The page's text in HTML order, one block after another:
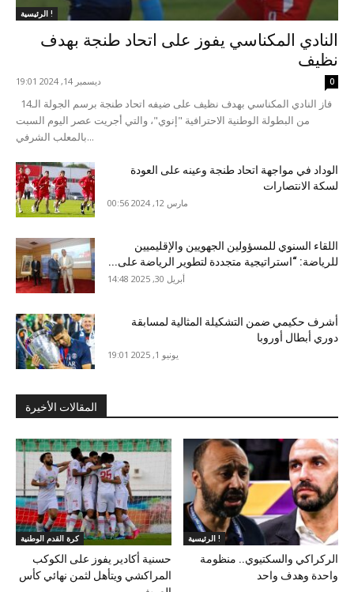
الرئيسية !
النادي المكناسي يفوز على اتحاد طنجة بهدف
نظيف
ديسمبر 14, 2024 19:01 0
من البطولة الوطنية الاحترافية "إنوي"، والتي أجريت عصر اليوم السبت
بالمعلب الشرفي...
الوداد في مواجهة اتحاد طنجة وعينه على العودة
لسكة الانتصارات
مارس 12, 2024 00:56
اللقاء السنوي للمسؤولين الجهويين والإقليميين
للرياضة: “استراتيجية متجددة لتطوير الرياضة على...
أبريل 30, 2025 14:48
أشرف حكيمي ضمن التشكيلة المثالية لمسابقة
دوري أبطال أوروبا
يونيو 1, 2025 19:01
المقالات الأخيرة
كرة القدم الوطنية
حسنية أكادير يفوز على الكوكب
المراكشي ويتأهل لثمن نهائي كأس
الرئيسية !
الركراكي والسكتيوي.. منظومة
واحدة وهدف واحد